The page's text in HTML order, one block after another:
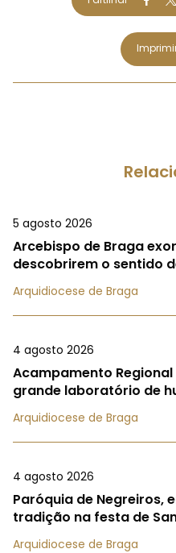
5 agosto 2026
Arcebispo de Braga
descobrirem o sentido
Arquidiocese de Braga
4 agosto 2026
Acampamento Regional
grande laboratório de
Arquidiocese de Braga
4 agosto 2026
Paróquia de Negreiros,
tradição na festa de
Arquidiocese de Braga